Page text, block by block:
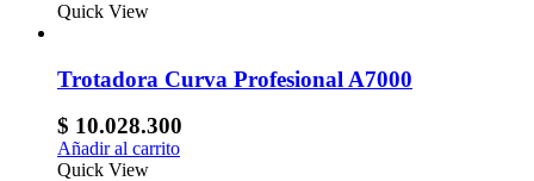
Quick View
Trotadora Curva Profesional A7000
$ 10.028.300
Añadir al carrito
Quick View